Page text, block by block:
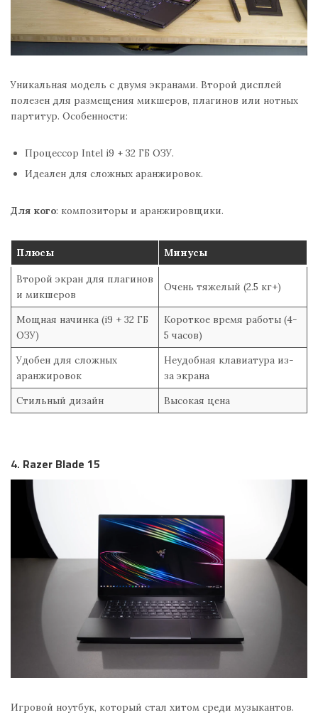
Уникальная модель с двумя экранами. Второй дисплей
полезен для размещения микшеров, плагинов или нотных
партитур. Особенности:
Процессор Intel i9 + 32 ГБ ОЗУ.
Идеален для сложных аранжировок.
Для кого: композиторы и аранжировщики.
Плюсы Минусы
Второй экран для плагинов
и микшеров
Очень тяжелый (2.5 кг+)
Мощная начинка (i9 + 32 ГБ
ОЗУ)
Короткое время работы (4-
5 часов)
Удобен для сложных
аранжировок
Неудобная клавиатура из-
за экрана
Стильный дизайн
Высокая цена
4. Razer Blade 15
Игровой ноутбук, который стал хитом среди музыкантов.